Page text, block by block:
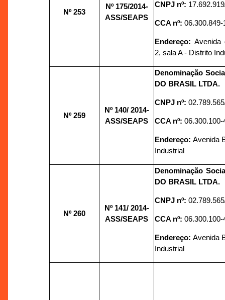
Nº 253
Nº 175/2014-
ASS/SEAPS
CNPJ nº:
CCA nº:
Endereço:Avenida
2, sala A - Distrito
Nº 259
Nº 140/ 2014-
ASS/SEAPS
Denominação
DO BRASIL LTDA.
CNPJ nº:
CCA nº:06.300.100-
Endereço:Avenida
Industrial
Nº 260
Nº 141/ 2014-
ASS/SEAPS
Denominação
DO BRASIL LTDA.
CNPJ nº:
CCA nº:06.300.100-
Endereço:Avenida
Industrial